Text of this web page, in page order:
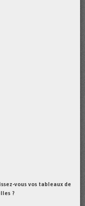
vous vos tableaux de
?